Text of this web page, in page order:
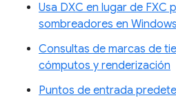
Usa DXC en lugar de FXC
sombreadores en Windows
Consultas de marcas de
cómputos y renderización
Puntos de entrada